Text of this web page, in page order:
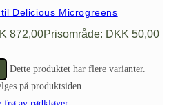
Delicious Microgreens
872,00Prisområde: DKK 50,00
Dette produktet har flere varianter.
på produktsiden